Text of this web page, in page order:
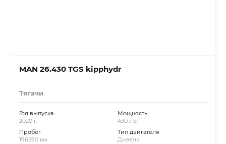
MAN 26.430 TGS kipphydr
Тягачи
Год выпуска
2020 г.
Пробег
196590 км.
Мощность
430 л.с.
Тип двигателя
Дизель